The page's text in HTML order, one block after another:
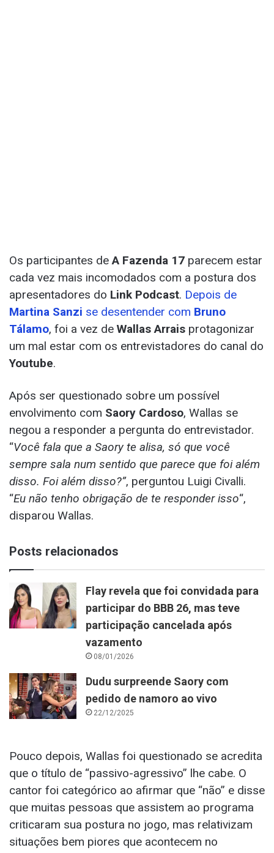
Os participantes deA Fazenda 17 parecem estar
cada vez mais incomodados com a postura dos
apresentadores do Link Podcast. Depois de
Martina Sanzi se desentender com Bruno
Tálamo, foi a vez de Wallas Arrais protagonizar
um mal estar com os entrevistadores do canal do
Youtube.
Após ser questionado sobre um possível
envolvimento com Saory Cardoso, Wallas se
negou a responder a pergunta do entrevistador.
“Você fala que a Saory te alisa, só que você
sempre sala num sentido que parece que foi além
disso. Foi além disso?”, perguntou Luigi Civalli.
“Eu não tenho obrigação de te responder isso“,
disparou Wallas.
Posts relacionados
Flay revela que foi convidada para
participar do BBB 26, mas teve
participação cancelada após
vazamento
08/01/2026
Dudu surpreende Saory com
pedido de namoro ao vivo
22/12/2025
Pouco depois, Wallas foi questionado se acredita
que o título de “passivo-agressivo” lhe cabe. O
cantor foi categórico ao afirmar que “não” e disse
que muitas pessoas que assistem ao programa
criticaram sua postura no jogo, mas relativizam
situações bem piores que acontecem no